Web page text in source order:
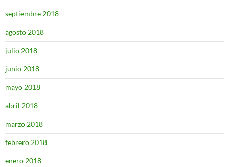
septiembre 2018
agosto 2018
julio 2018
junio 2018
mayo 2018
abril 2018
marzo 2018
febrero 2018
enero 2018